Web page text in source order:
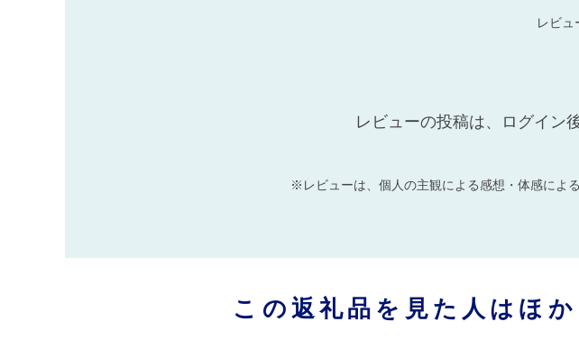
レビュ
レビューの投稿は、ログイン
※レビューは、個人の主観による感想・体感によ
この返礼品を見た人はほ